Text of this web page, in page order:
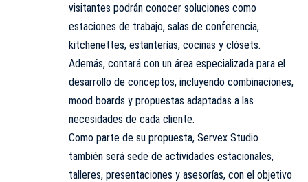
visitantes podrán conocer soluciones como
estaciones de trabajo, salas de conferencia,
kitchenettes, estanterías, cocinas y clósets.
Además, contará con un área especializada para el
desarrollo de conceptos, incluyendo combinaciones,
mood boards y propuestas adaptadas a las
necesidades de cada cliente.
Como parte de su propuesta, Servex Studio
también será sede de actividades estacionales,
talleres, presentaciones y asesorías, con el objetivo